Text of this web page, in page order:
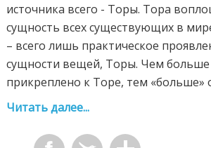
источника всего - Торы. Тора
сущность всех существующих в
– всего лишь практическое
сущности вещей, Торы. Чем больше
прикреплено к Торе, тем «больше»
Читать далее...